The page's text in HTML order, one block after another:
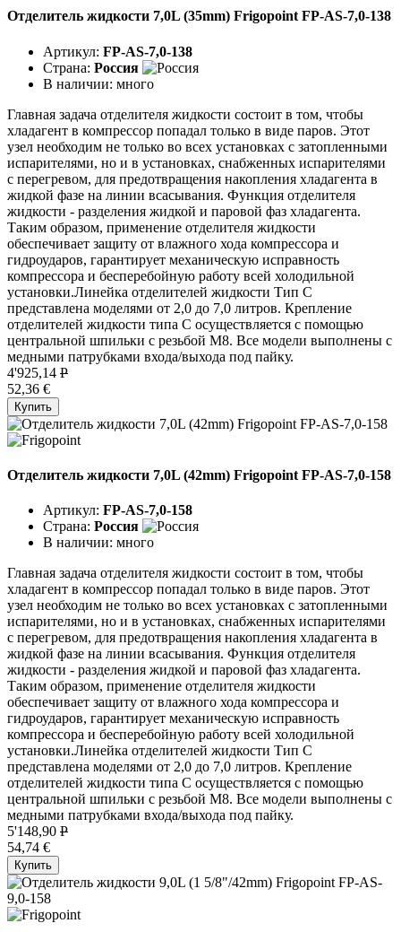
Отделитель жидкости 7,0L (35mm) Frigopoint FP-AS-7,0-138
Артикул: FP-AS-7,0-138
Страна: Россия
В наличии: много
Главная задача отделителя жидкости состоит в том, чтобы
хладагент в компрессор попадал только в виде паров. Этот
узел необходим не только во всех установках с затопленными
испарителями, но и в установках, снабженных испарителями
с перегревом, для предотвращения накопления хладагента в
жидкой фазе на линии всасывания. Функция отделителя
жидкости - разделения жидкой и паровой фаз хладагента.
Таким образом, применение отделителя жидкости
обеспечивает защиту от влажного хода компрессора и
гидроударов, гарантирует механическую исправность
компрессора и бесперебойную работу всей холодильной
установки.Линейка отделителей жидкости Тип C
представлена моделями от 2,0 до 7,0 литров. Крепление
отделителей жидкости типа C осуществляется с помощью
центральной шпильки с резьбой М8. Все модели выполнены с
медными патрубками входа/выхода под пайку.
4'925,14 P
52,36 €
Купить
Отделитель жидкости 7,0L (42mm) Frigopoint FP-AS-7,0-158
Артикул: FP-AS-7,0-158
Страна: Россия
В наличии: много
Главная задача отделителя жидкости состоит в том, чтобы
хладагент в компрессор попадал только в виде паров. Этот
узел необходим не только во всех установках с затопленными
испарителями, но и в установках, снабженных испарителями
с перегревом, для предотвращения накопления хладагента в
жидкой фазе на линии всасывания. Функция отделителя
жидкости - разделения жидкой и паровой фаз хладагента.
Таким образом, применение отделителя жидкости
обеспечивает защиту от влажного хода компрессора и
гидроударов, гарантирует механическую исправность
компрессора и бесперебойную работу всей холодильной
установки.Линейка отделителей жидкости Тип C
представлена моделями от 2,0 до 7,0 литров. Крепление
отделителей жидкости типа C осуществляется с помощью
центральной шпильки с резьбой М8. Все модели выполнены с
медными патрубками входа/выхода под пайку.
5'148,90 P
54,74 €
Купить